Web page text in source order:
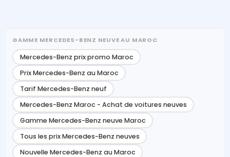
GAMME MERCEDES-BENZ NEUVE AU MAROC
Mercedes-Benz prix promo Maroc
Prix Mercedes-Benz au Maroc
Tarif Mercedes-Benz neuf
Mercedes-Benz Maroc - Achat de voitures neuves
Gamme Mercedes-Benz neuve Maroc
Tous les prix Mercedes-Benz neuves
Nouvelle Mercedes-Benz au Maroc